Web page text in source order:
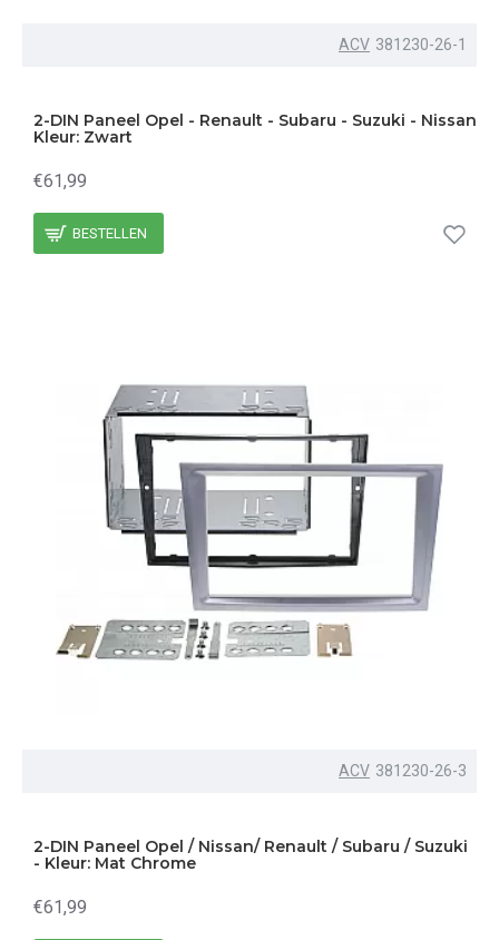
ACV 381230-26-1
2-DIN Paneel Opel - Renault - Subaru - Suzuki - Nissan
Kleur: Zwart
€61,99
BESTELLEN
ACV 381230-26-3
2-DIN Paneel Opel / Nissan/ Renault / Subaru / Suzuki
- Kleur: Mat Chrome
€61,99